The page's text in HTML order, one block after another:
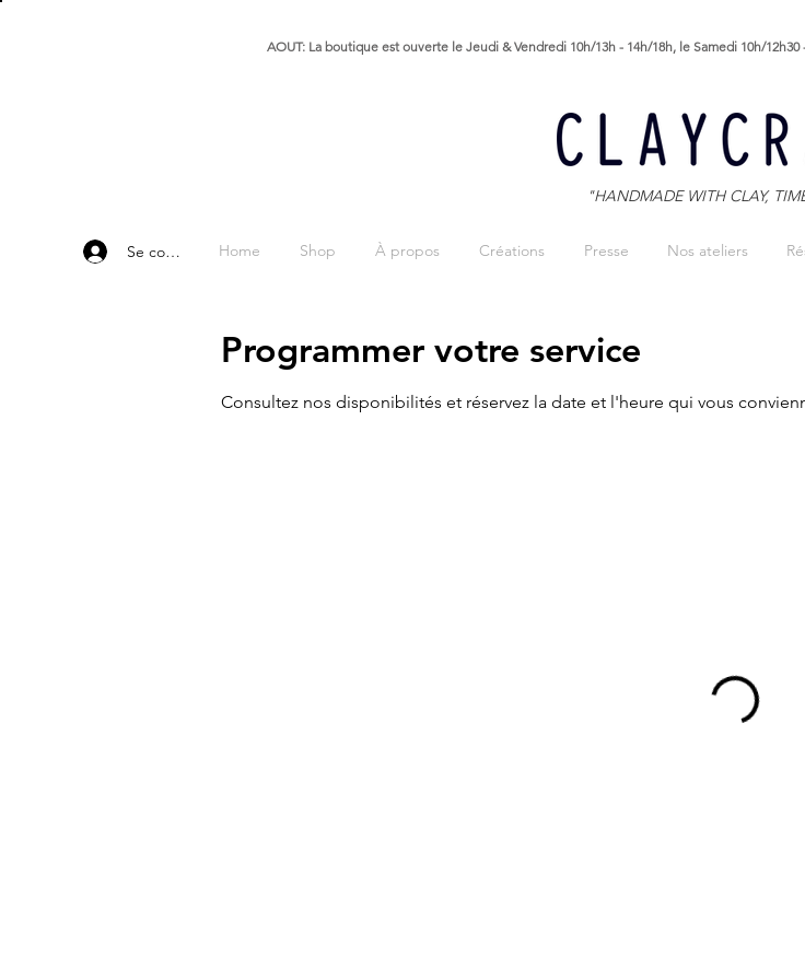
AOUT: La boutique est ouverte le Jeudi & Vendredi 10h/13h - 14h/18h, le Samedi 10h/
"HANDMADE WITH CLAY,
Se connecter Home Shop À propos Créations Presse Nos ateliers
Programmer votre service
Consultez nos disponibilités et réservez la date et l'heure qui vous